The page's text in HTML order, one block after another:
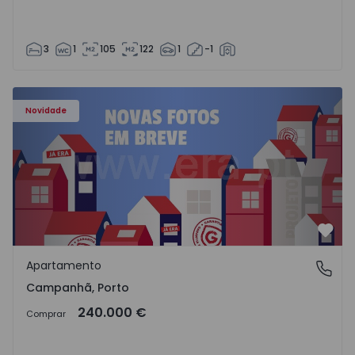
3 1 105 122 1 -1
Novidade
Apartamento T3 Porto, Campanhã - 1575504 - 1
Campanhã, Porto
Apartamento
Campanhã, Porto
Comprar 240.000 €